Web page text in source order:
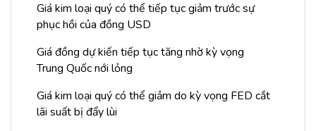
Giá kim loại quý có thể tiếp tục giảm trước sự
phục hồi của đồng USD
Giá đồng dự kiến tiếp tục tăng nhờ kỳ vọng
Trung Quốc nới lỏng
Giá kim loại quý có thể giảm do kỳ vọng FED cắt
lãi suất bị đẩy lùi